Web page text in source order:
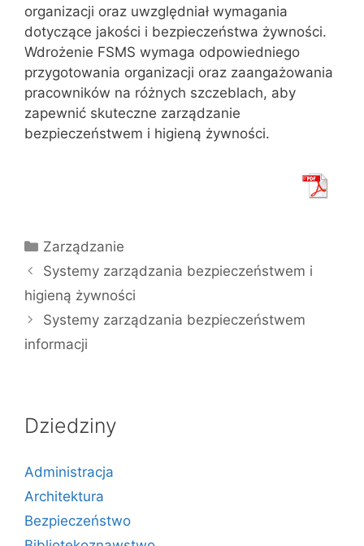
organizacji oraz uwzględniał wymagania
dotyczące jakości i bezpieczeństwa żywności.
Wdrożenie FSMS wymaga odpowiedniego
przygotowania organizacji oraz zaangażowania
pracowników na różnych szczeblach, aby
zapewnić skuteczne zarządzanie
bezpieczeństwem i higieną żywności.
Kategorie
Zarządzanie
Systemy zarządzania bezpieczeństwem i
higieną żywności
Systemy zarządzania bezpieczeństwem
informacji
Dziedziny
Administracja
Architektura
Bezpieczeństwo